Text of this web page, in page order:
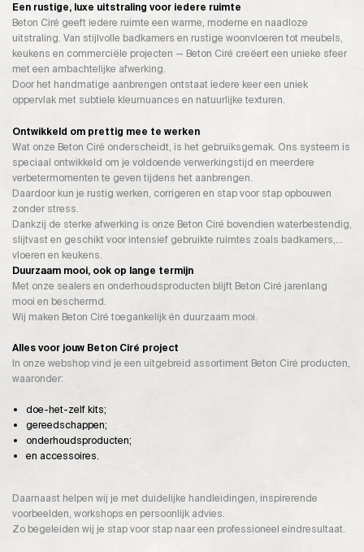
Een rustige, luxe uitstraling voor iedere ruimte
Beton Ciré geeft iedere ruimte een warme, moderne en naadloze
uitstraling. Van stijlvolle badkamers en rustige woonvloeren tot meubels,
keukens en commerciële projecten — Beton Ciré creëert een unieke sfeer
met een ambachtelijke afwerking.
Door het handmatige aanbrengen ontstaat iedere keer een uniek
oppervlak met subtiele kleurnuances en natuurlijke texturen.
Ontwikkeld om prettig mee te werken
Wat onze Beton Ciré onderscheidt, is het gebruiksgemak. Ons systeem is
speciaal ontwikkeld om je voldoende verwerkingstijd en meerdere
verbetermomenten te geven tijdens het aanbrengen.
Daardoor kun je rustig werken, corrigeren en stap voor stap opbouwen
zonder stress.
Dankzij de sterke afwerking is onze Beton Ciré bovendien waterbestendig,
slijtvast en geschikt voor intensief gebruikte ruimtes zoals badkamers,
vloeren en keukens.
Duurzaam mooi, ook op lange termijn
Met onze sealers en onderhoudsproducten blijft Beton Ciré jarenlang
mooi en beschermd.
Wij maken Beton Ciré toegankelijk én duurzaam mooi.
Alles voor jouw Beton Ciré project
In onze webshop vind je een uitgebreid assortiment Beton Ciré producten,
waaronder:
doe-het-zelf kits;
gereedschappen;
onderhoudsproducten;
en accessoires.
Daarnaast helpen wij je met duidelijke handleidingen, inspirerende
voorbeelden, workshops en persoonlijk advies.
Zo begeleiden wij je stap voor stap naar een professioneel eindresultaat.